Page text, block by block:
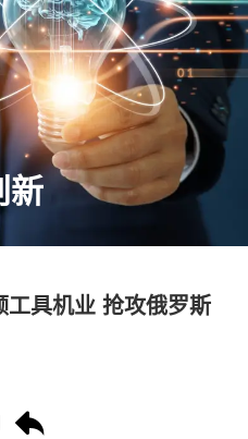
新
具机业 抢攻俄罗斯